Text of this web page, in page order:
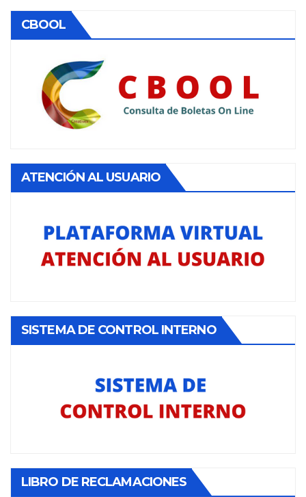
CBOOL
ATENCIÓN AL USUARIO
SISTEMA DE CONTROL INTERNO
LIBRO DE RECLAMACIONES